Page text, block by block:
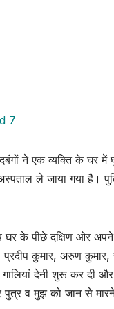
ने एक व्यक्ति के घर में
ले जाया गया है।
घर के पीछे दक्षिण ओर
कुमार, अरुण कुमार,
देनी शुरू कर दी
पुत्र व मुझ को जान से